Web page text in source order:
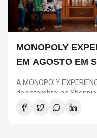
MONOPOLY
EM AGOSTO EM
A MONOPOLY
de setembro, no
a partir de R$ 25. A pré-
em 4 e 5 de agosto,